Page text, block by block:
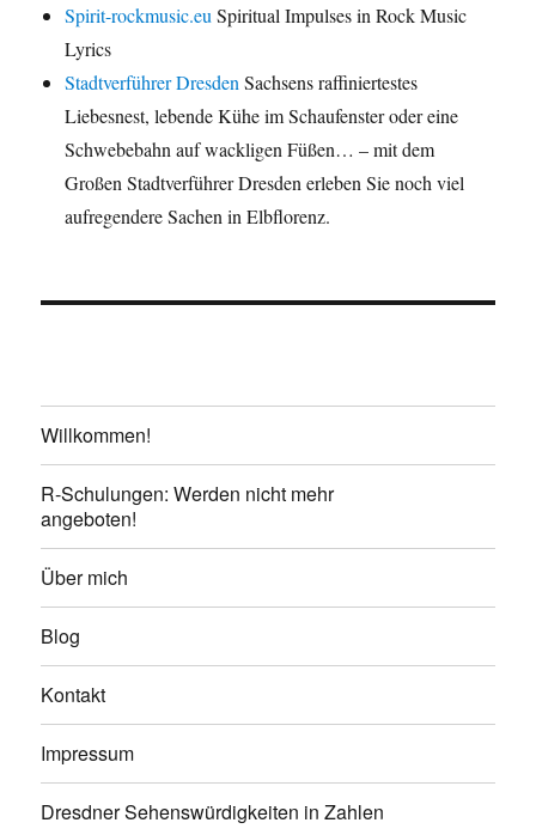
Spirit-rockmusic.eu Spiritual Impulses in Rock Music
Lyrics
Stadtverführer Dresden Sachsens raffiniertestes
Liebesnest, lebende Kühe im Schaufenster oder eine
Schwebebahn auf wackligen Füßen… – mit dem
Großen Stadtverführer Dresden erleben Sie noch viel
aufregendere Sachen in Elbflorenz.
Willkommen!
R-Schulungen: Werden nicht mehr
angeboten!
Über mich
Blog
Kontakt
Impressum
Dresdner Sehenswürdigkeiten in Zahlen